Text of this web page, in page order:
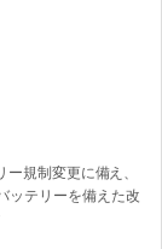
規制変更に備え、
ッテリーを備えた改